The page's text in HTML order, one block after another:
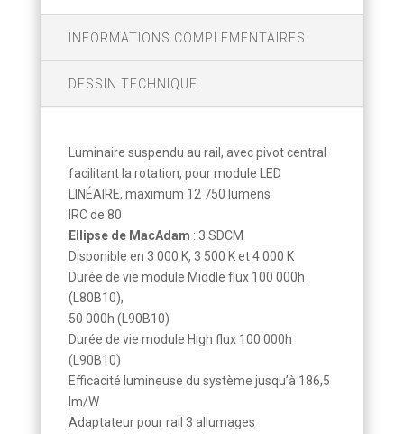
INFORMATIONS COMPLEMENTAIRES
DESSIN TECHNIQUE
Luminaire suspendu au rail, avec pivot central
facilitant la rotation, pour module LED
LINÉAIRE, maximum 12 750 lumens
IRC de 80
Ellipse de MacAdam : 3 SDCM
Disponible en 3 000 K, 3 500 K et 4 000 K
Durée de vie module Middle flux 100 000h
(L80B10),
50 000h (L90B10)
Durée de vie module High flux 100 000h
(L90B10)
Efficacité lumineuse du système jusqu’à 186,5
lm/W
Adaptateur pour rail 3 allumages